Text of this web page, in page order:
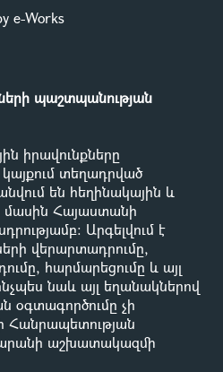
e-Works
պաշտպանության
իրավունքները
տեղադրված
են հեղինակային և
մասին Հայաստանի
: Արգելվում է
վերարտադրումը,
հարմարեցումը և այլ
նաև այլ եղանակներով
օգտագործումը չի
Հանրապետության
աշխատակազմի